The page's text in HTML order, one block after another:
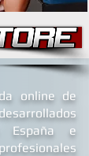
online de
España e